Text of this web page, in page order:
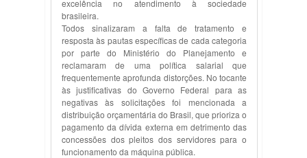
excelência no atendimento à sociedade
brasileira.
Todos sinalizaram a falta de tratamento e
resposta às pautas específicas de cada categoria
por parte do Ministério do Planejamento e
reclamaram de uma política salarial que
frequentemente aprofunda distorções. No tocante
às justificativas do Governo Federal para as
negativas às solicitações foi mencionada a
distribuição orçamentária do Brasil, que prioriza o
pagamento da dívida externa em detrimento das
concessões dos pleitos dos servidores para o
funcionamento da máquina pública.